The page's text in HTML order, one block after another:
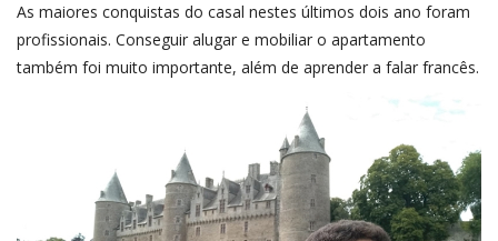
As maiores conquistas do casal nestes últimos dois ano foram
profissionais. Conseguir alugar e mobiliar o apartamento
também foi muito importante, além de aprender a falar francês.